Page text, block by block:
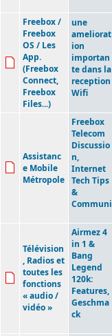
Freebox /
Freebox
OS / Les
App.
(Freebox
Connect,
Freebox
Files...)
une
ameliorat
ion
importan
te dans la
reception
Wifi
Assistanc
e Mobile
Métropole
Freebox
Telecom
Discussio
n,
Internet
Tech Tips
&
Communi
Télévision
, Radios et
toutes les
fonctions
« audio /
vidéo »
Airmez 4
in 1 &
Bang
Legend
120k:
Features,
Geschma
ck